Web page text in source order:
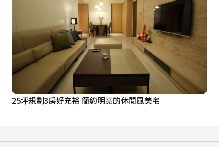
25坪規劃3房好充裕 簡約明亮的休閒風美宅